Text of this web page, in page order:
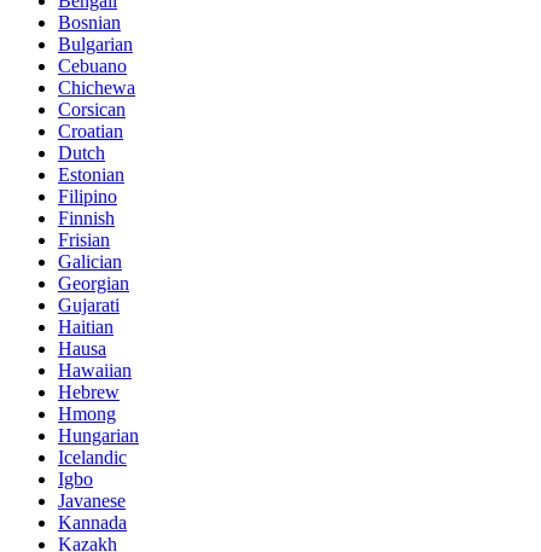
Bosnian
Bulgarian
Cebuano
Chichewa
Corsican
Croatian
Dutch
Estonian
Filipino
Finnish
Frisian
Galician
Georgian
Gujarati
Haitian
Hausa
Hawaiian
Hebrew
Hmong
Hungarian
Icelandic
Igbo
Javanese
Kannada
Kazakh